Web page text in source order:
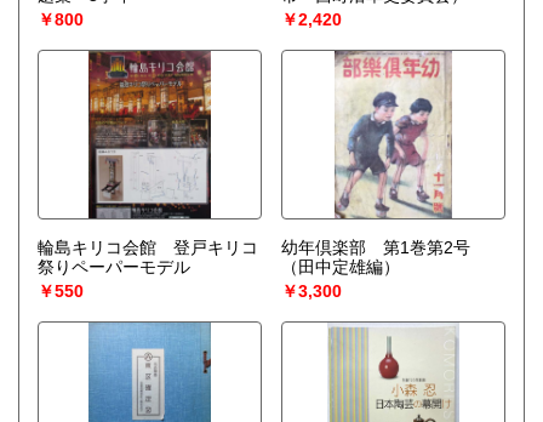
￥800
￥2,420
輪島キリコ会館 登戸キリコ
祭りペーパーモデル
￥550
幼年倶楽部 第1巻第2号
（田中定雄編）
￥3,300